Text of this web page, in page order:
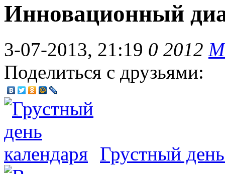
Инновационный
3-07-2013, 21:19 0 2012
Поделиться с друзьями:
Грустный